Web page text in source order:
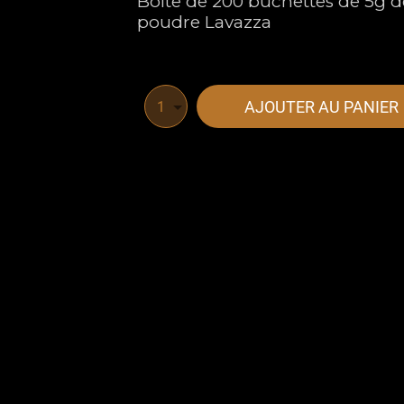
poudre Lavazza
1 AJOUTER AU PANIER